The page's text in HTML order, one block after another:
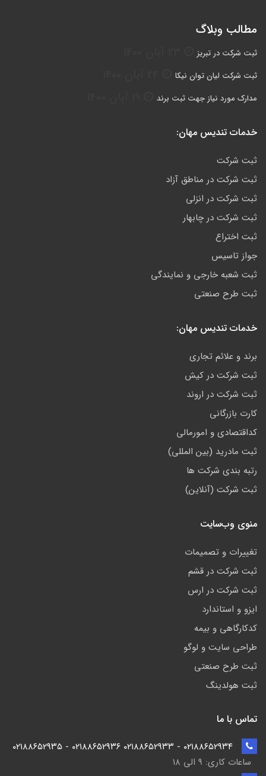
مطالب وبلاگ
ثبت شرکت در تبریز
ثبت شرکت لیان توان نیکا
مدارک مورد نیاز جهت ثبت برند
خدمات تندیس مهان:
ثبت شرکت
ثبت شرکت در مناطق آزاد
ثبت شرکت در انزلی
ثبت شرکت در چابهار
ثبت اختراع
جواز تاسیس
ثبت شعبه خارجی و نمایندگی
ثبت طرح صنعتی
خدمات تندیس مهان:
برند و علائم تجاری
ثبت شرکت در کیش
ثبت شرکت در اروند
کارت بازرگانی
کداقتصادی و امورمالی
ثبت مادرید (بین المللی)
رتبه بندی شرکت ها
ثبت شرکت (آنلاین)
منوی وب‌سایت
تغییرات و تصمیمات
ثبت شرکت در قشم
ثبت شرکت در ارس
ایزو و استاندارد
کدکارگاهی و بیمه
طراحی سایت و لوگو
ثبت طرح صنعتی
ثبت هولدینگ
تماس با ما
ساعات کاری: ۹ الی ۱۸